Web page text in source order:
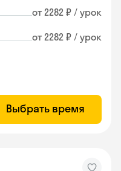
от 2282 ₽ / урок
от 2282 ₽ / урок
Выбрать время